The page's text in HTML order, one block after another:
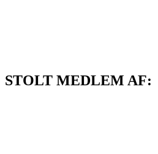
STOLT MEDLEM AF: